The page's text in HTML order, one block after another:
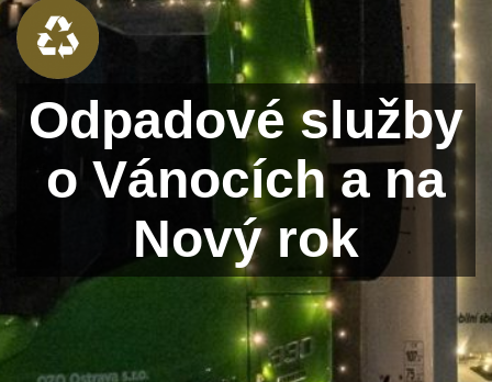
Odpadové služby
o Vánocích a na
Nový rok